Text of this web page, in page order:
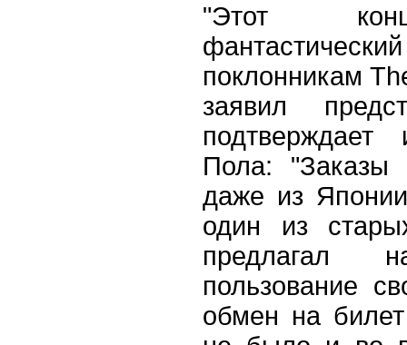
"Этот
поклонникам
заявил
Пола: "Заказы
даже из
один из
предлагал
пользование
обмен на